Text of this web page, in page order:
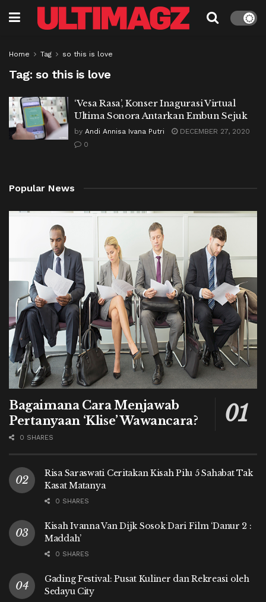
Home Tag so this is love
Tag: so this is love
‘Vesa Rasa’, Konser Inagurasi Virtual
Ultima Sonora Antarkan Embun Sejuk
by Andi Annisa Ivana Putri
DECEMBER 27, 2020
0
Popular News
Bagaimana Cara Menjawab
Pertanyaan ‘Klise’ Wawancara?
0 SHARES
Risa Saraswati Ceritakan Kisah Pilu 5 Sahabat Tak
Kasat Matanya
0 SHARES
Kisah Ivanna Van Dijk Sosok Dari Film ‘Danur 2 :
Maddah’
0 SHARES
Gading Festival: Pusat Kuliner dan Rekreasi oleh
Sedayu City